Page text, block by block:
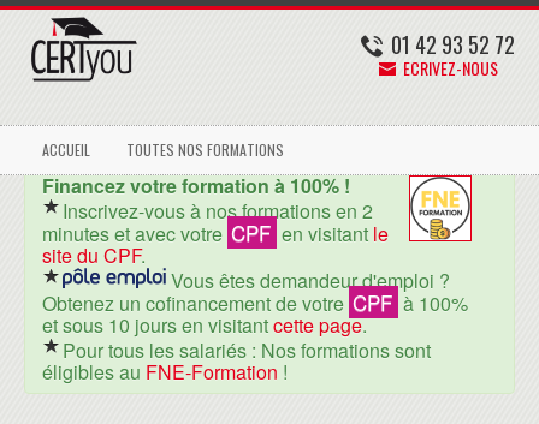
01 42 93 52 72
ECRIVEZ-NOUS
ACCUEIL TOUTES NOS FORMATIONS
Financez votre formation à 100% !
Inscrivez-vous à nos formations en 2
minutes et avec votre CPF en visitant le
site du CPF.
Vous êtes demandeur d'emploi ?
Obtenez un cofinancement de votre CPF à 100%
et sous 10 jours en visitantcette page.
Pour tous les salariés : Nos formations sont
éligibles au FNE-Formation !